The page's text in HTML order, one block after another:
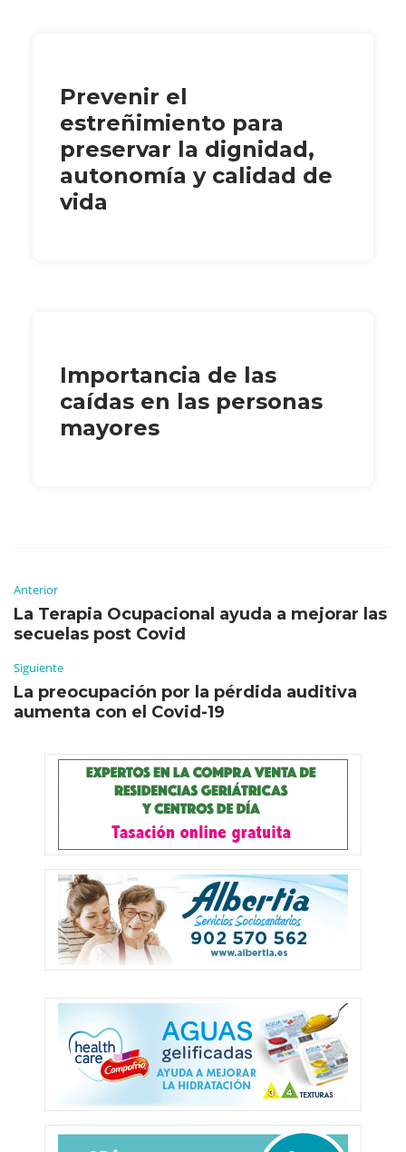
Prevenir el
estreñimiento para
preservar la dignidad,
autonomía y calidad de
vida
Importancia de las
caídas en las personas
mayores
Anterior
La Terapia Ocupacional ayuda a mejorar las
secuelas post Covid
Siguiente
La preocupación por la pérdida auditiva
aumenta con el Covid-19